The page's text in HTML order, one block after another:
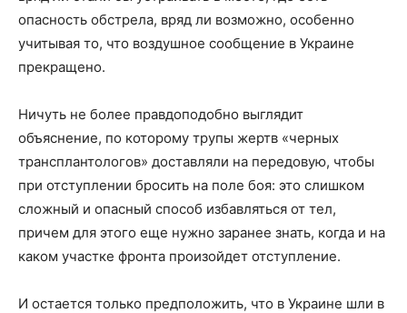
опасность обстрела, вряд ли возможно, особенно
учитывая то, что воздушное сообщение в Украине
прекращено.
Ничуть не более правдоподобно выглядит
объяснение, по которому трупы жертв «черных
трансплантологов» доставляли на передовую, чтобы
при отступлении бросить на поле боя: это слишком
сложный и опасный способ избавляться от тел,
причем для этого еще нужно заранее знать, когда и на
каком участке фронта произойдет отступление.
И остается только предположить, что в Украине шли в